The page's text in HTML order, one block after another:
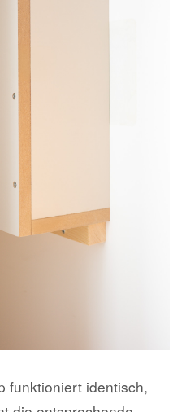
funktioniert identisch,